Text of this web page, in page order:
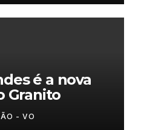
é a nova
Granito
- VO